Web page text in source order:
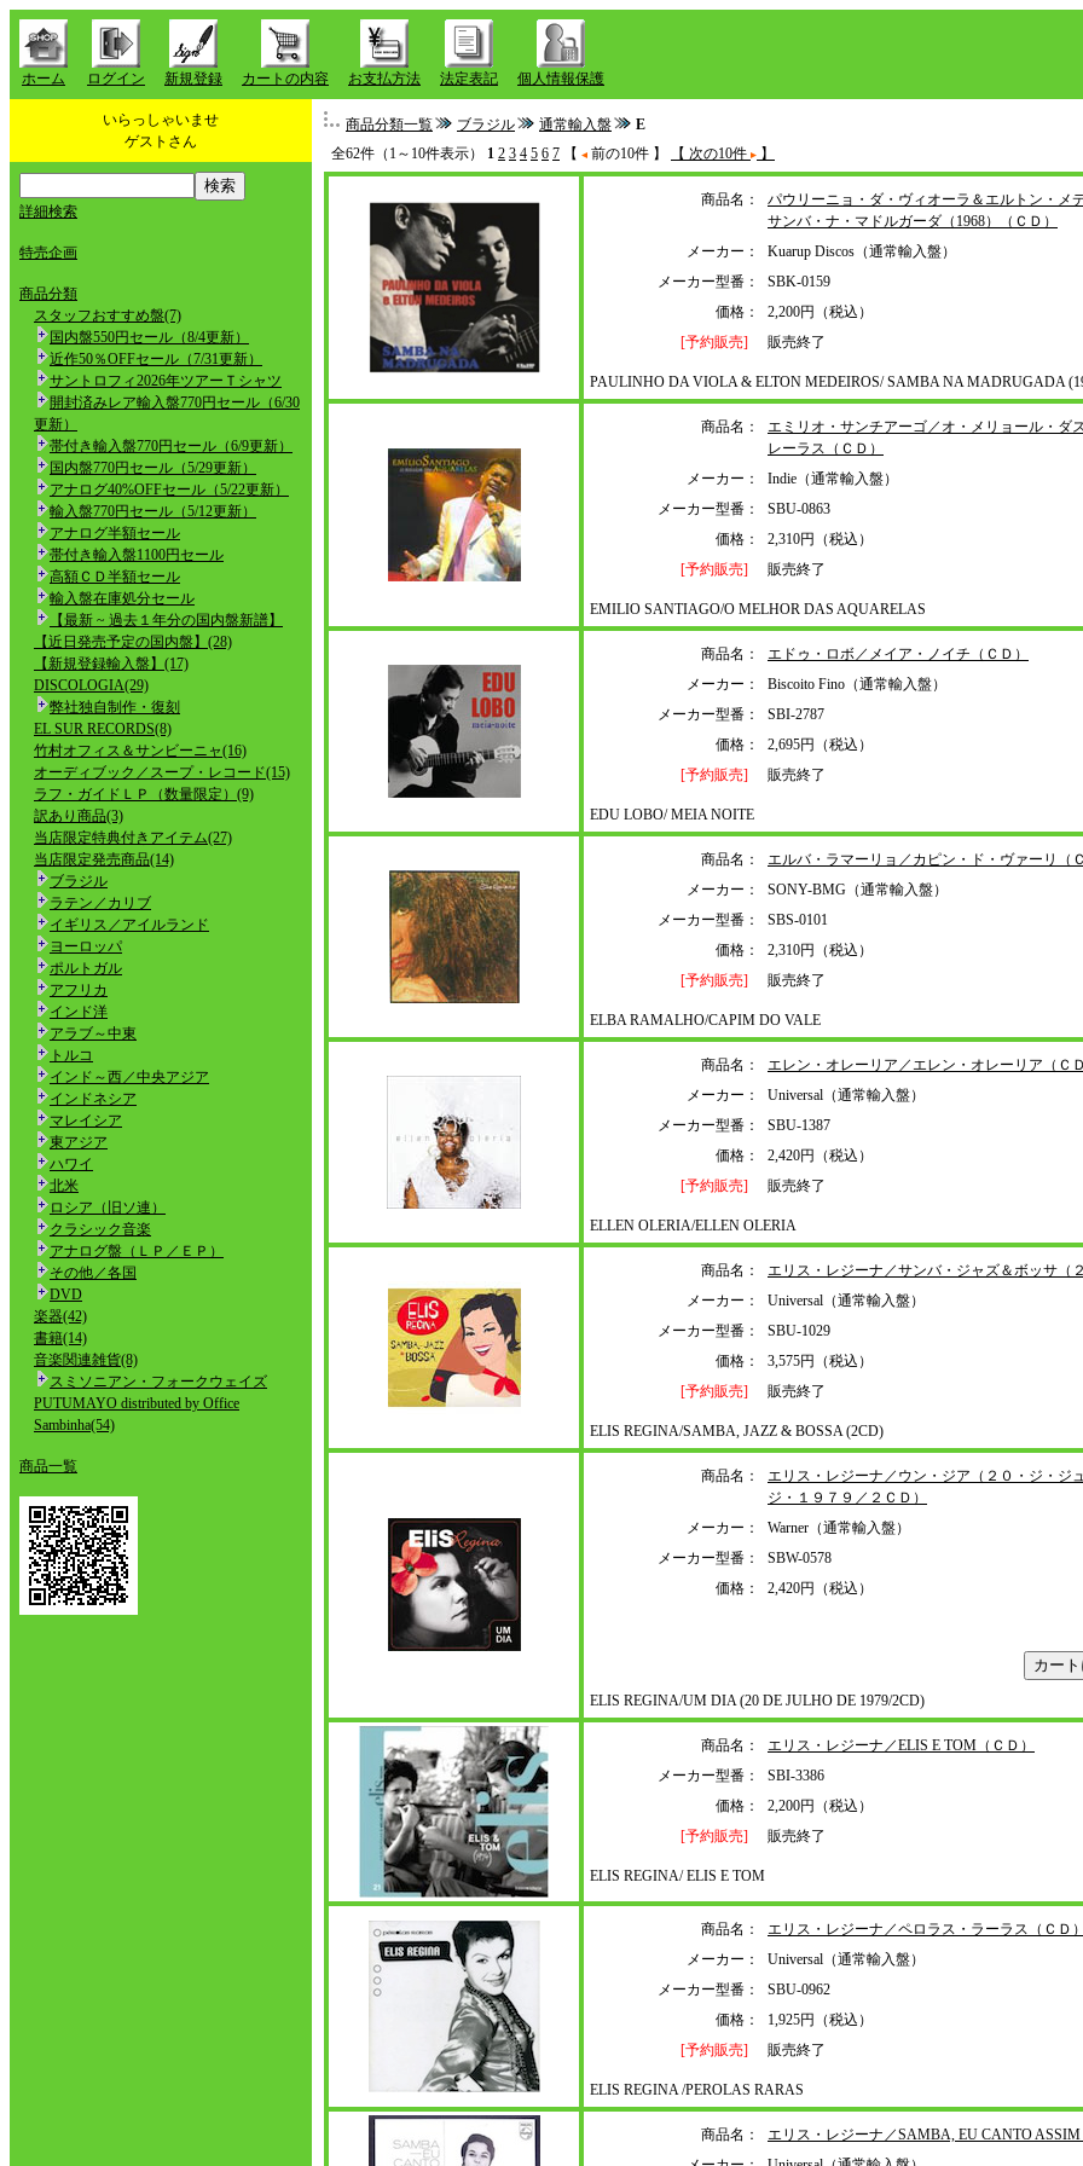
ホーム ログイン 新規登録 カートの内容 お支払方法 法定表記 個人情報保護
いらっしゃいませ
ゲストさん
詳細検索
特売企画
商品分類
スタッフおすすめ盤(7)
国内盤550円セール（8/4更新）
近作50％OFFセール（7/31更新）
サントロフィ2026年ツアーＴシャツ
開封済みレア輸入盤770円セール（6/30
更新）
帯付き輸入盤770円セール（6/9更新）
国内盤770円セール（5/29更新）
アナログ40%OFFセール（5/22更新）
輸入盤770円セール（5/12更新）
アナログ半額セール
帯付き輸入盤1100円セール
高額ＣＤ半額セール
輸入盤在庫処分セール
【最新 ~ 過去１年分の国内盤新譜】
【近日発売予定の国内盤】(28)
【新規登録輸入盤】(17)
DISCOLOGIA(29)
弊社独自制作・復刻
EL SUR RECORDS(8)
竹村オフィス＆サンビーニャ(16)
オーディブック／スープ・レコード(15)
ラフ・ガイドＬＰ（数量限定）(9)
訳あり商品(3)
当店限定特典付きアイテム(27)
当店限定発売商品(14)
ブラジル
ラテン／カリブ
イギリス／アイルランド
ヨーロッパ
ポルトガル
アフリカ
インド洋
アラブ～中東
トルコ
インド～西／中央アジア
インドネシア
マレイシア
東アジア
ハワイ
北米
ロシア（旧ソ連）
クラシック音楽
アナログ盤（ＬＰ／ＥＰ）
その他／各国
DVD
楽器(42)
書籍(14)
音楽関連雑貨(8)
スミソニアン・フォークウェイズ
PUTUMAYO distributed by Office
Sambinha(54)
商品一覧
商品分類一覧 ブラジル 通常輸入盤
E
全62件（1～10件表示） 1 2 3 4 5 6 7 【 前の10件 】 【 次の10件 】
商品名：
パウリーニョ・ダ・ヴィオーラ＆エルトン・メ
サンバ・ナ・マドルガーダ（1968）（ＣＤ）
メーカー：
Kuarup Discos（通常輸入盤）
メーカー型番：
SBK-0159
価格：
2,200円（税込）
[予約販売]
販売終了
PAULINHO DA VIOLA & ELTON MEDEIROS/ SAMBA NA MADRUGADA
商品名：
エミリオ・サンチアーゴ／オ・メリョール・ダ
レーラス（ＣＤ）
メーカー：
Indie（通常輸入盤）
メーカー型番：
SBU-0863
価格：
2,310円（税込）
[予約販売]
販売終了
EMILIO SANTIAGO/O MELHOR DAS AQUARELAS
商品名：
エドゥ・ロボ／メイア・ノイチ（ＣＤ）
メーカー：
Biscoito Fino（通常輸入盤）
メーカー型番：
SBI-2787
価格：
2,695円（税込）
[予約販売]
販売終了
EDU LOBO/ MEIA NOITE
商品名：
エルバ・ラマーリョ／カピン・ド・ヴァーリ（Ｃ
メーカー：
SONY-BMG（通常輸入盤）
メーカー型番：
SBS-0101
価格：
2,310円（税込）
[予約販売]
販売終了
ELBA RAMALHO/CAPIM DO VALE
商品名：
エレン・オレーリア／エレン・オレーリア（ＣＤ
メーカー：
Universal（通常輸入盤）
メーカー型番：
SBU-1387
価格：
2,420円（税込）
[予約販売]
販売終了
ELLEN OLERIA/ELLEN OLERIA
商品名：
エリス・レジーナ／サンバ・ジャズ＆ボッサ（２
メーカー：
Universal（通常輸入盤）
メーカー型番：
SBU-1029
価格：
3,575円（税込）
[予約販売]
販売終了
ELIS REGINA/SAMBA, JAZZ & BOSSA (2CD)
商品名：
エリス・レジーナ／ウン・ジア（２０・ジ・ジ
ジ・１９７９／２ＣＤ）
メーカー：
Warner（通常輸入盤）
メーカー型番：
SBW-0578
価格：
2,420円（税込）
ELIS REGINA/UM DIA (20 DE JULHO DE 1979/2CD)
商品名：
エリス・レジーナ／ELIS E TOM（ＣＤ）
メーカー型番：
SBI-3386
価格：
2,200円（税込）
[予約販売]
販売終了
ELIS REGINA/ ELIS E TOM
商品名：
エリス・レジーナ／ペロラス・ラーラス（ＣＤ）
メーカー：
Universal（通常輸入盤）
メーカー型番：
SBU-0962
価格：
1,925円（税込）
[予約販売]
販売終了
ELIS REGINA /PEROLAS RARAS
商品名：
エリス・レジーナ／SAMBA, EU CANTO ASSIM